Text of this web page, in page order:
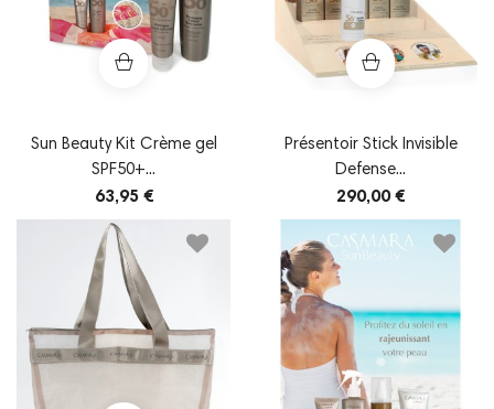
Sun Beauty Kit Crème gel
SPF50+...
63,95 €
Présentoir Stick Invisible
Defense...
290,00 €